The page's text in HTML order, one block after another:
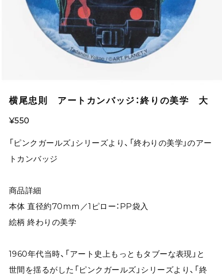
横尾忠則 アートカンバッジ：終りの美学 大
¥550
「ピンクガールズ」シリーズより、「終わりの美学」のアー
トカンバッジ
商品詳細
本体 直径約70mm／1ピロー：PP袋入
絵柄 終わりの美学
1960年代当時、「アート史上もっともタブーな表現」と
世間を揺るがした「ピンクガールズ」シリーズより、「終